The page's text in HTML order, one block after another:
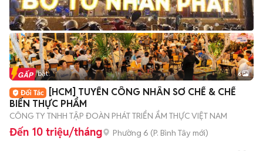
+2
Tin nổi bật 6
[HCM] TUYỂN CÔNG NHÂN SƠ CHẾ & CHẾ
BIẾN THỰC PHẨM
CÔNG TY TNHH TẬP ĐOÀN PHÁT TRIỂN ẨM THỰC VIỆT NAM
Đến 10 triệu/tháng Phường 6 (P. Bình Tây mới)